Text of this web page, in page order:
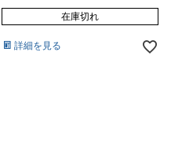
在庫切れ
詳細を見る